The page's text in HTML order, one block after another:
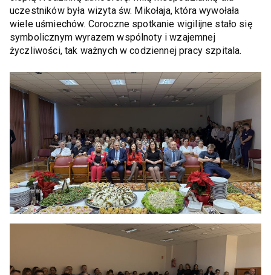
uczestników była wizyta św. Mikołaja, która wywołała
wiele uśmiechów. Coroczne spotkanie wigilijne stało się
symbolicznym wyrazem wspólnoty i wzajemnej
życzliwości, tak ważnych w codziennej pracy szpitala.